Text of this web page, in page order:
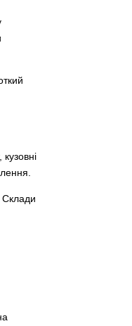
Склади